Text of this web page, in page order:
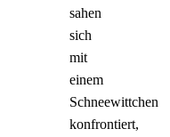
sahen
sich
mit
einem
Schneewittchen
konfrontiert,